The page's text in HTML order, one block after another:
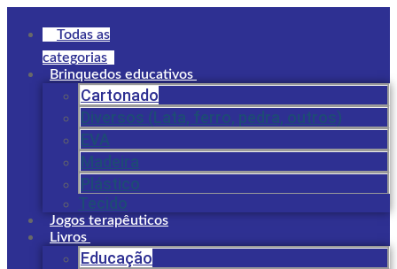
Todas as
categorias
Brinquedos educativos
Cartonado
Diversos (Lata, ferro, pedra, outros)
EVA
Madeira
Plástico
Tecido
Jogos terapêuticos
Livros
Educação